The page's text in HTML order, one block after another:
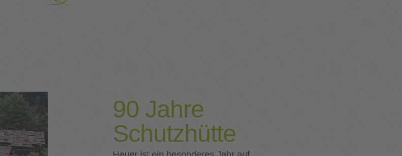
90 Jahre
Schutzhütte